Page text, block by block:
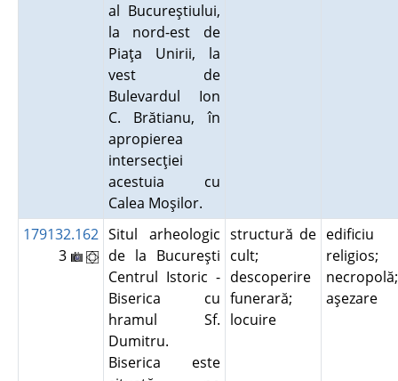
al Bucureştiului,
la nord-est de
Piaţa Unirii, la
vest de
Bulevardul Ion
C. Brătianu, în
apropierea
intersecţiei
acestuia cu
Calea Moşilor.
179132.162
3
Situl arheologic
de la Bucureşti
Centrul Istoric -
Biserica cu
hramul Sf.
Dumitru.
Biserica este
structură de
cult;
descoperire
funerară;
locuire
edificiu
religios;
necropolă;
aşezare